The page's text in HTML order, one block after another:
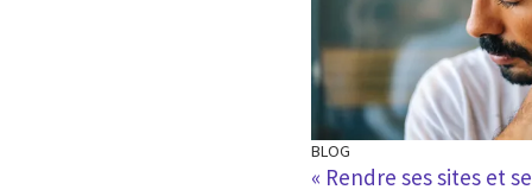
BLOG
« Rendre ses sites et